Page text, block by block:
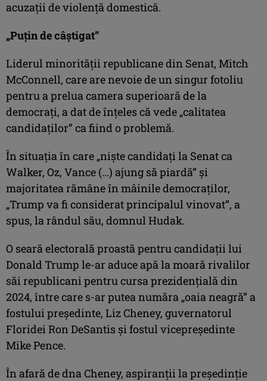
acuzaţii de violenţă domestică.
„Puţin de câştigat”
Liderul minorităţii republicane din Senat, Mitch
McConnell, care are nevoie de un singur fotoliu
pentru a prelua camera superioară de la
democraţi, a dat de înţeles că vede „calitatea
candidaţilor” ca fiind o problemă.
În situaţia în care „nişte candidaţi la Senat ca
Walker, Oz, Vance (…) ajung să piardă” şi
majoritatea rămâne în mâinile democraţilor,
„Trump va fi considerat principalul vinovat”, a
spus, la rândul său, domnul Hudak.
O seară electorală proastă pentru candidaţii lui
Donald Trump le-ar aduce apă la moară rivalilor
săi republicani pentru cursa prezidenţială din
2024, între care s-ar putea număra „oaia neagră” a
fostului preşedinte, Liz Cheney, guvernatorul
Floridei Ron DeSantis şi fostul vicepreşedinte
Mike Pence.
În afară de dna Cheney, aspiranţii la preşedinţie